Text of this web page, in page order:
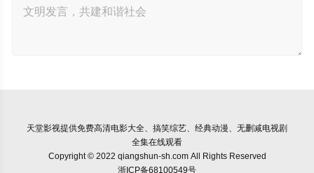
天堂影视提供免费高清电影大全、搞笑综艺、经典动漫、无删减电视剧
全集在线观看
Copyright © 2022 qiangshun-sh.com All Rights Reserved
浙ICP备68100549号